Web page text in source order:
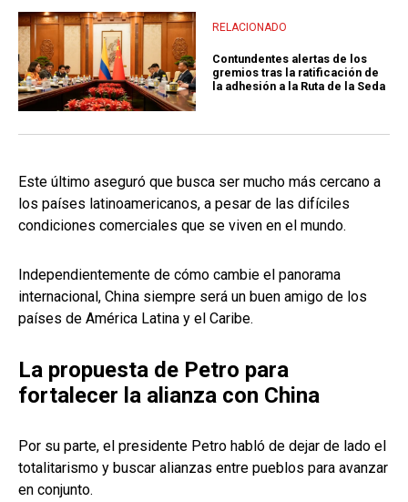
RELACIONADO
Contundentes alertas de los
gremios tras la ratificación de
la adhesión a la Ruta de la Seda
Este último aseguró que busca ser mucho más cercano a
los países latinoamericanos, a pesar de las difíciles
condiciones comerciales que se viven en el mundo.
Independientemente de cómo cambie el panorama
internacional, China siempre será un buen amigo de los
países de América Latina y el Caribe.
La propuesta de Petro para
fortalecer la alianza con China
Por su parte, el presidente Petro habló de dejar de lado el
totalitarismo y buscar alianzas entre pueblos para avanzar
en conjunto.